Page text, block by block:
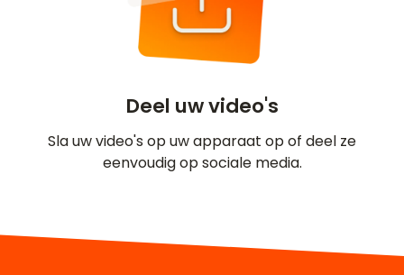
Deel uw video's
Sla uw video's op uw apparaat op of deel ze
eenvoudig op sociale media.